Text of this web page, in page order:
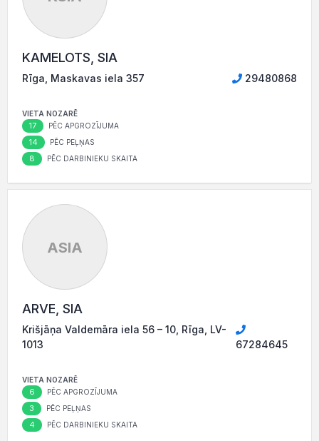
KAMELOTS, SIA
Rīga, Maskavas iela 357 29480868
VIETA NOZARĒ
17 PĒC APGROZĪJUMA
14 PĒC PEĻŅAS
8 PĒC DARBINIEKU SKAITA
ASIA
ARVE, SIA
Krišjāņa Valdemāra iela 56 – 10, Rīga, LV-
1013
67284645
VIETA NOZARĒ
6 PĒC APGROZĪJUMA
3 PĒC PEĻŅAS
4 PĒC DARBINIEKU SKAITA